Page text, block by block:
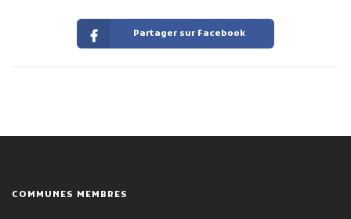
Partager sur Facebook
COMMUNES MEMBRES